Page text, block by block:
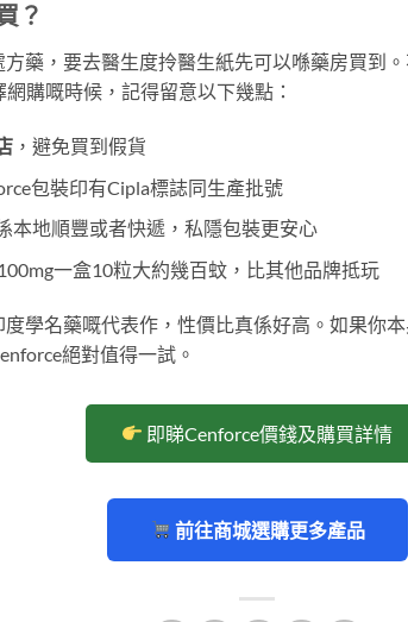
？
藥，要去醫生度拎醫生紙先可以喺藥房買到
購嘅時候，記得留意以下幾點：
，避免買到假貨
包裝印有Cipla標誌同生產批號
本地順豐或者快遞，私隱包裝更安心
一盒10粒大約幾百蚊，比其他品牌抵玩
學名藥嘅代表作，性價比真係好高。如果你
絕對值得一試。
即睇Cenforce價錢及購買詳情
前往商城選購更多產品